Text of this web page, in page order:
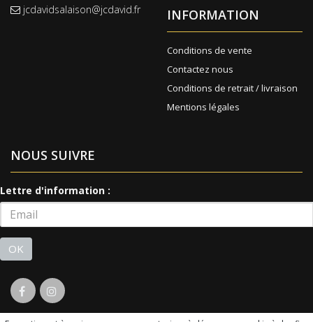
jcdavidsalaison@jcdavid.fr
INFORMATION
Conditions de vente
Contactez nous
Conditions de retrait / livraison
Mentions légales
NOUS SUIVRE
Lettre d'information :
OK